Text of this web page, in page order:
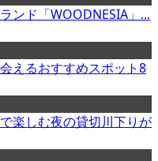
ンド「WOODNESIA」...
えるおすすめスポット8
楽しむ夜の貸切川下りが